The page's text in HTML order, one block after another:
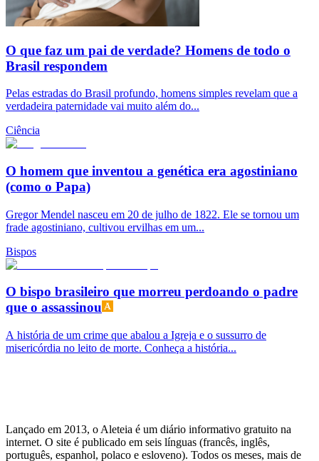
O que faz um pai de verdade? Homens de todo o
Brasil respondem
Pelas estradas do Brasil profundo, homens simples revelam que a
verdadeira paternidade vai muito além do...
Ciência
O homem que inventou a genética era agostiniano
(como o Papa)
Gregor Mendel nasceu em 20 de julho de 1822. Ele se tornou um
frade agostiniano, cultivou ervilhas em um...
Bispos
O bispo brasileiro que morreu perdoando o padre
que o assassinou
A história de um crime que abalou a Igreja e o sussurro de
misericórdia no leito de morte. Conheça a história...
Lançado em 2013, o Aleteia é um diário informativo gratuito na
internet. O site é publicado em seis línguas (francês, inglês,
português, espanhol, polaco e esloveno). Todos os meses, mais de